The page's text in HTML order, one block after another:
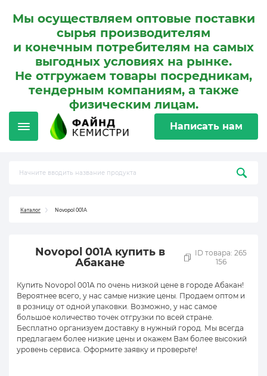
Мы осуществляем оптовые поставки
сырья производителям
и конечным потребителям на самых
выгодных условиях на рынке.
Не отгружаем товары посредникам,
тендерным компаниям, а также
физическим лицам.
Написать нам
Каталог Novopol 001А
Novopol 001А купить в
Абакане
ID товара: 265
156
Купить Novopol 001А по очень низкой цене в городе Абакан!
Вероятнее всего, у нас самые низкие цены. Продаем оптом и
в розницу от одной упаковки. Возможно, у нас самое
большое количество точек отгрузки по всей стране.
Бесплатно организуем доставку в нужный город. Мы всегда
предлагаем более низкие цены и окажем Вам более высокий
уровень сервиса. Оформите заявку и проверьте!